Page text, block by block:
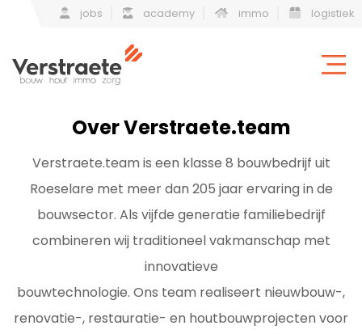
jobs academy immo logistiek
Over Verstraete.team
Verstraete.team is een klasse 8 bouwbedrijf uit
Roeselare met meer dan 205 jaar ervaring in de
bouwsector. Als vijfde generatie familiebedrijf
combineren wij traditioneel vakmanschap met
innovatieve
bouwtechnologie. Ons team realiseert nieuwbouw-,
renovatie-, restauratie- en houtbouwprojecten voor